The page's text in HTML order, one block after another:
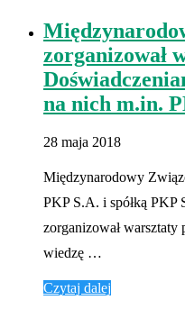
zorganizował
na nich m.in.
28 maja 2018
Międzynarodowy
PKP S.A. i spółką
zorganizował warsztaty
wiedzę …
Czytaj dalej